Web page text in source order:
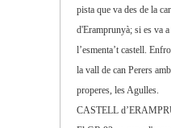
pista que va des de la
d'Eramprunyà; si es va
l’esmenta’t castell.
la vall de can Perers
properes, les Agulles.
CASTELL